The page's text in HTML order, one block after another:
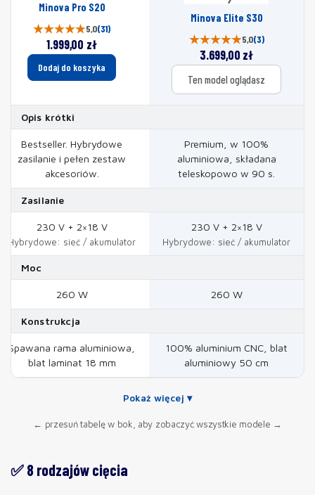
Minova Pro S20
5,0(31)
1.999,00 zł
Dodaj do koszyka
Minova Elite S30
5,0(3)
3.699,00 zł
Ten model oglądasz
Opis krótki
Bestseller. Hybrydowe
zasilanie i pełen zestaw
akcesoriów.
Premium, w 100%
aluminiowa, składana
teleskopowo w 90 s.
Zasilanie
230 V + 2×18 V
Hybrydowe: sieć / akumulator
230 V + 2×18 V
Hybrydowe: sieć / akumulator
Moc
260 W 260 W
Konstrukcja
Spawana rama aluminiowa,
blat laminat 18 mm
100% aluminium CNC, blat
aluminiowy 50 cm
Pokaż więcej ▾
← przesuń tabelę w bok, aby zobaczyć wszystkie modele →
✅ 8 rodzajów cięcia